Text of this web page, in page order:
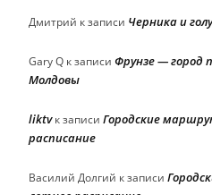
Дмитрий к записи Черника и
Gary Q к записи Фрунзе — город
Молдовы
liktvк записи Городские
расписание
Василий Долгий к записи